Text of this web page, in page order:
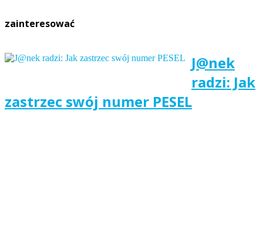
zainteresować
J@nek
radzi: Jak
zastrzec swój numer PESEL